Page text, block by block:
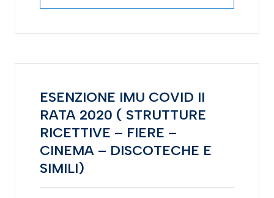
ESENZIONE IMU COVID II
RATA 2020 ( STRUTTURE
RICETTIVE – FIERE –
CINEMA – DISCOTECHE E
SIMILI)